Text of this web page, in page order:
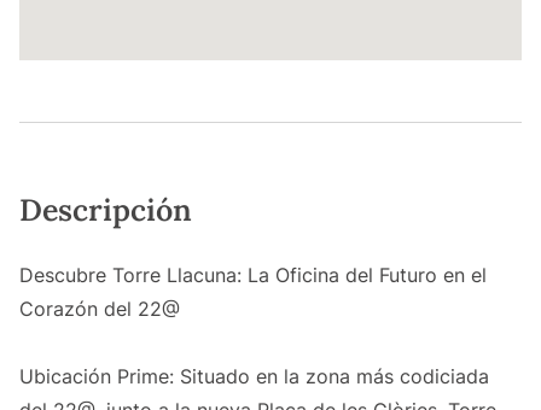
Descripción
Descubre Torre Llacuna: La Oficina del Futuro en el
Corazón del 22@
Ubicación Prime: Situado en la zona más codiciada